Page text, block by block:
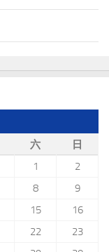
六
日
1
2
8
9
15
16
22
23